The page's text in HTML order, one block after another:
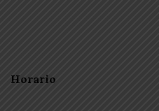
Horario